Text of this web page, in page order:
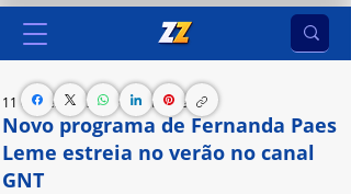
Novo programa de Fernanda Paes
Leme estreia no verão no canal
GNT
11 de dez. de 2023 1 min de leitura